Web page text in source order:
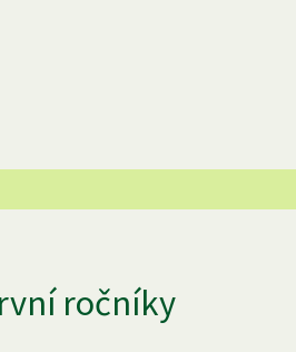
ročníky